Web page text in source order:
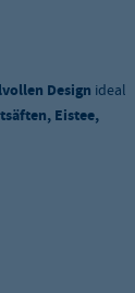
Design ideal
Eistee,